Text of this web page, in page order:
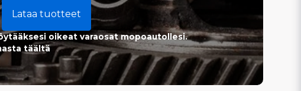
Lataa tuotteet
oikeat varaosat mopoautollesi.
täältä